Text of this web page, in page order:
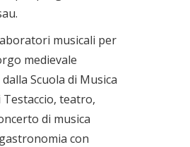
musicali per
medievale
Scuola di Musica
teatro,
di musica
con